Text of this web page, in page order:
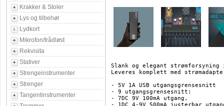
Krakker & Stoler
Lys og tilbehør
Lydkort
Mikrofon/trådløst
Rekvisita
Stativer
Strengeinstrumenter
Strenger
Tangentinstrumenter
Slank og elegant
Leveres komplett med
- 5V 1A USB utgangsgrensesnitt
- 9 utgangsgrensesnitt:
- 7DC 9V 100mA utgang,